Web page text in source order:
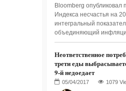
Bloomberg опубликовал
Индекса несчастья на
интегральный
объединяющий
Неответственное
трети еды
9-й недоедает
1079